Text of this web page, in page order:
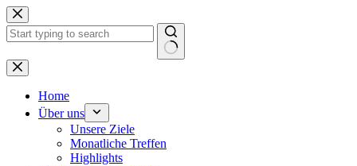
Zum
Inhalt
springen
Keine
Ergebnisse
Home
Über uns
Unsere Ziele
Monatliche Treffen
Highlights